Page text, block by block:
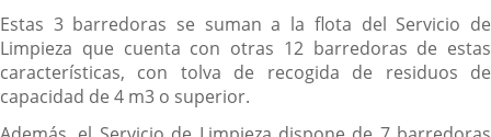
Estas 3 barredoras se suman a la flota del Servicio de
Limpieza que cuenta con otras 12 barredoras de estas
características, con tolva de recogida de residuos de
capacidad de 4 m3 o superior.